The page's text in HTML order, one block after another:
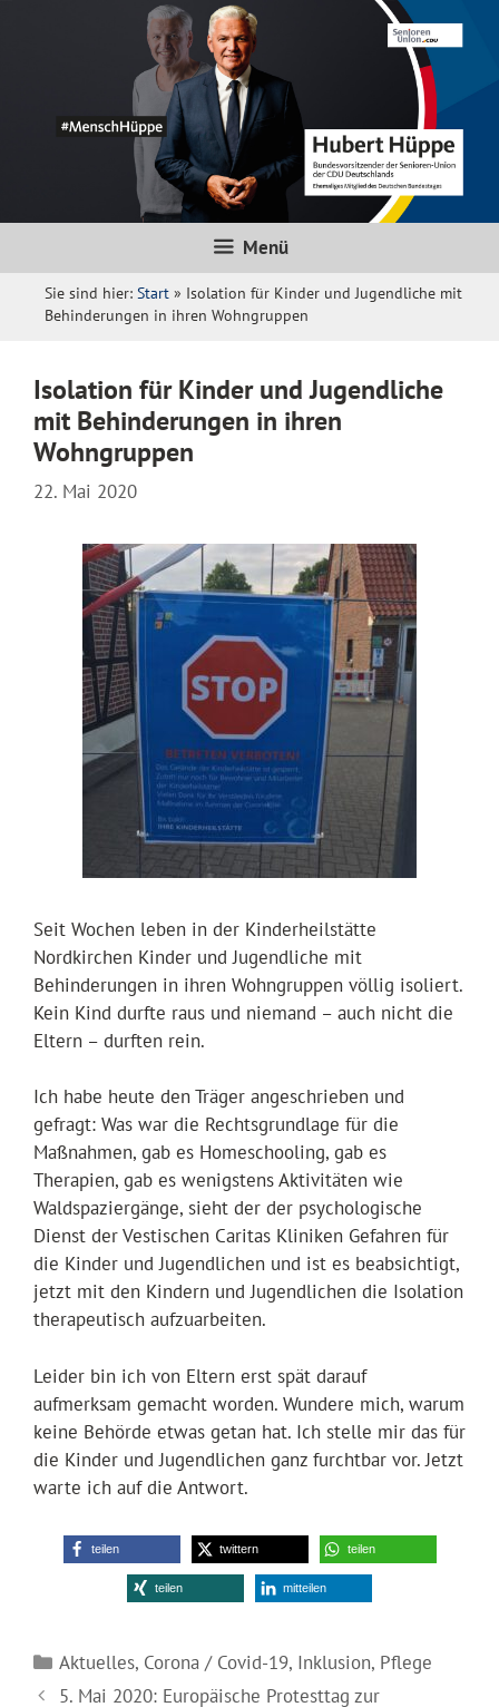
Menü
Sie sind hier: Start » Isolation für Kinder und Jugendliche mit
Behinderungen in ihren Wohngruppen
Isolation für Kinder und Jugendliche
mit Behinderungen in ihren
Wohngruppen
22. Mai 2020
Seit Wochen leben in der Kinderheilstätte
Nordkirchen Kinder und Jugendliche mit
Behinderungen in ihren Wohngruppen völlig isoliert.
Kein Kind durfte raus und niemand – auch nicht die
Eltern – durften rein.
Ich habe heute den Träger angeschrieben und
gefragt: Was war die Rechtsgrundlage für die
Maßnahmen, gab es Homeschooling, gab es
Therapien, gab es wenigstens Aktivitäten wie
Waldspaziergänge, sieht der der psychologische
Dienst der Vestischen Caritas Kliniken Gefahren für
die Kinder und Jugendlichen und ist es beabsichtigt,
jetzt mit den Kindern und Jugendlichen die Isolation
therapeutisch aufzuarbeiten.
Leider bin ich von Eltern erst spät darauf
aufmerksam gemacht worden. Wundere mich, warum
keine Behörde etwas getan hat. Ich stelle mir das für
die Kinder und Jugendlichen ganz furchtbar vor. Jetzt
warte ich auf die Antwort.
teilen twittern teilen
teilen mitteilen
Kategorien
Aktuelles, Corona / Covid-19, Inklusion, Pflege
5. Mai 2020: Europäische Protesttag zur